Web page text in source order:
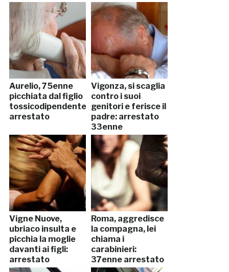
Aurelio, 75enne
picchiata dal figlio
tossicodipendente:
arrestato
Vigonza, si scaglia
contro i suoi
genitori e ferisce il
padre: arrestato
33enne
Vigne Nuove,
ubriaco insulta e
picchia la moglie
davanti ai figli:
arrestato
Roma, aggredisce
la compagna, lei
chiama i
carabinieri:
37enne arrestato